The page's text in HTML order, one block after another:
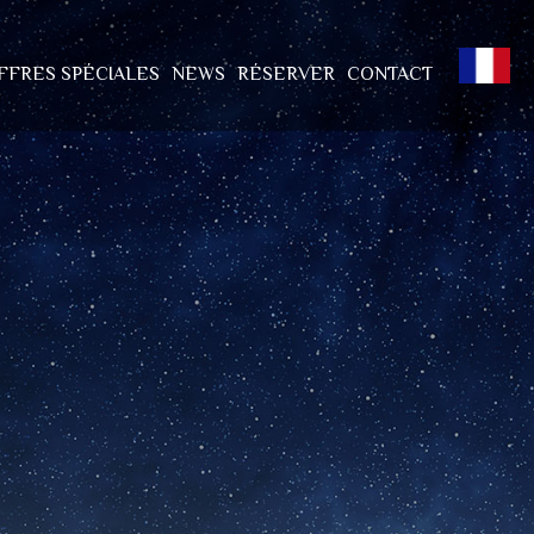
SPÉCIALES NEWS RÉSERVER CONTACT